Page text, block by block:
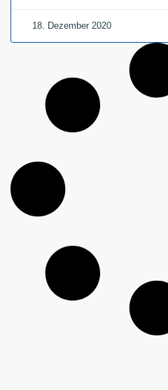
18. Dezember 2020